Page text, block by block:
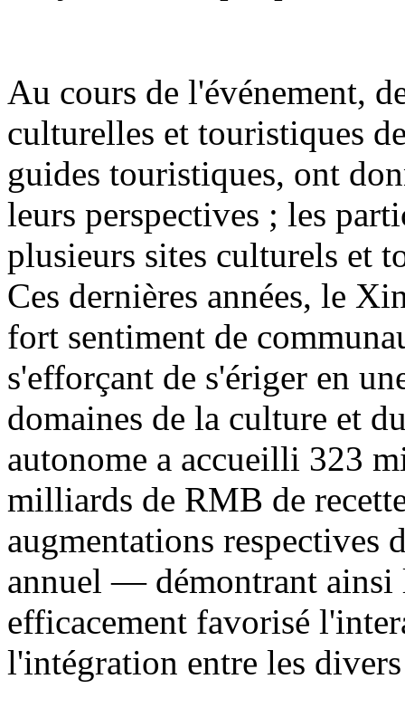
Au cours de l'événement,
culturelles et touristiques
guides touristiques, ont
leurs perspectives ; les
plusieurs sites culturels et
Ces dernières années, le
fort sentiment de
s'efforçant de s'ériger en
domaines de la culture et
autonome a accueilli 323
milliards de RMB de
augmentations respectives
annuel — démontrant ainsi
efficacement favorisé
l'intégration entre les